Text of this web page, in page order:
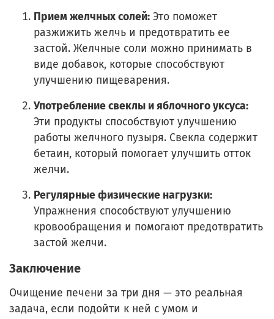
Прием желчных солей: Это поможет
разжижить желчь и предотвратить ее
застой. Желчные соли можно принимать в
виде добавок, которые способствуют
улучшению пищеварения.
Употребление свеклы и яблочного уксуса:
Эти продукты способствуют улучшению
работы желчного пузыря. Свекла содержит
бетаин, который помогает улучшить отток
желчи.
Регулярные физические нагрузки:
Упражнения способствуют улучшению
кровообращения и помогают предотвратить
застой желчи.
Заключение
Очищение печени за три дня — это реальная
задача, если подойти к ней с умом и